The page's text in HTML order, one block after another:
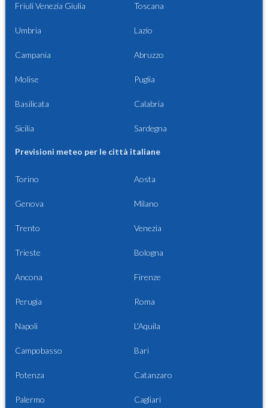
Friuli Venezia Giulia Toscana
Umbria Lazio
Campania Abruzzo
Molise Puglia
Basilicata Calabria
Sicilia Sardegna
Previsioni meteo per le città italiane
Torino Aosta
Genova Milano
Trento Venezia
Trieste Bologna
Ancona Firenze
Perugia Roma
Napoli L'Aquila
Campobasso Bari
Potenza Catanzaro
Palermo Cagliari